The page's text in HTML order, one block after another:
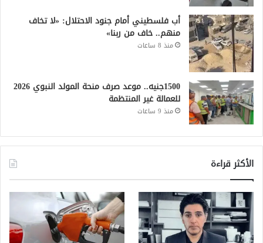
أب فلسطيني أمام جنود الاحتلال: «لا تخاف
منهم.. خاف من ربنا»
منذ 8 ساعات
1500جنيه.. موعد صرف منحة المولد النبوي 2026
للعمالة غير المنتظمة
منذ 9 ساعات
الأكثر قراءة